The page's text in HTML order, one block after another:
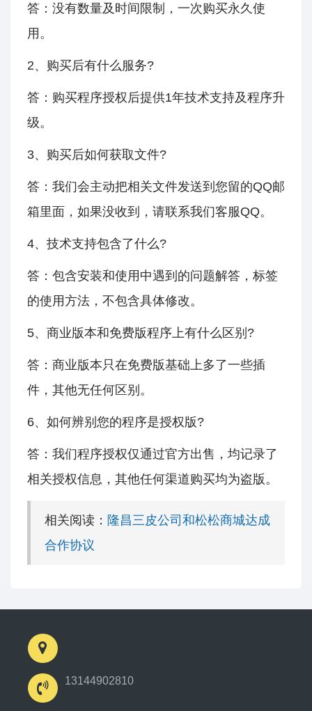
答：没有数量及时间限制，一次购买永久使
用。
2、购买后有什么服务?
答：购买程序授权后提供1年技术支持及程序升
级。
3、购买后如何获取文件?
答：我们会主动把相关文件发送到您留的QQ邮
箱里面，如果没收到，请联系我们客服QQ。
4、技术支持包含了什么?
答：包含安装和使用中遇到的问题解答，标签
的使用方法，不包含具体修改。
5、商业版本和免费版程序上有什么区别?
答：商业版本只在免费版基础上多了一些插
件，其他无任何区别。
6、如何辨别您的程序是授权版?
答：我们程序授权仅通过官方出售，均记录了
相关授权信息，其他任何渠道购买均为盗版。
相关阅读： 隆昌三皮公司和松松商城达成
合作协议
13144902810